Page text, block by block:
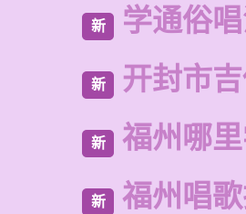
新 学通俗
新 开封市
新 福州哪
新 福州唱